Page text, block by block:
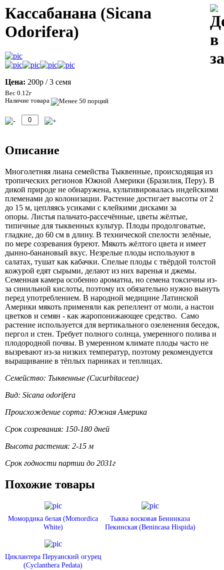
Кассабанана (Sicana
Odorifera)
Цена: 200р / 3 семя
Вес 0.12г
Наличие товара
Описание
Многолетняя лиана семейства Тыквенные, происходящая из
тропических регионов Южной Америки (Бразилия, Перу). В
дикой природе не обнаружена, культивировалась индейскими
племенами до колонизации. Растение достигает высоты от 2
до 15 м, цепляясь усиками с клейкими дисками за
опоры. Листья пальчато-рассечённые, цветы жёлтые,
типичные для тыквенных культур. Плоды продолговатые,
гладкие, до 60 см в длину. В технической спелости зелёные,
по мере созревания буреют. Мякоть жёлтого цвета и имеет
дынно-банановый вкус. Незрелые плоды используют в
салатах, тушат как кабачки. Спелые плоды с твёрдой толстой
кожурой едят сырыми, делают из них варенья и джемы.
Семенная камера особенно ароматна, но семена токсичны из-
за синильной кислоты, поэтому их обязательно нужно вынуть
перед употреблением. В народной медицине Латинской
Америки мякоть применяли как репеллент от моли, а настои
цветков и семян - как жаропонижающее средство. Само
растение используется для вертикального озеленения беседок,
пергол и стен. Требует полного солнца, умеренного полива и
плодородной почвы. В умеренном климате плоды часто не
вызревают из-за низких температур, поэтому рекомендуется
выращивание в тёплых парниках и теплицах.
Семейство: Тыквенные (Cucurbitaceae)
Вид: Sicana odorifera
Происхождение сорта: Южная Америка
Срок созревания: 150-180 дней
Высота растения: 2-15 м
Срок годности партии до 2031г
Похожие товары
Момордика белая (Momordica
White)
Тыква восковая Бенинказа
Пекинская (Benincasa Hispida)
Циклантера Перуанский огурец
(Cyclanthera Pedata)